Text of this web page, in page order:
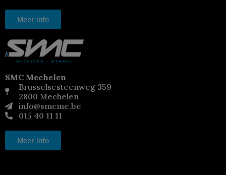
Meer info
SMC Mechelen
Brusselsesteenweg 359
2800 Mechelen
info@smcme.be
015 40 11 11
Meer info